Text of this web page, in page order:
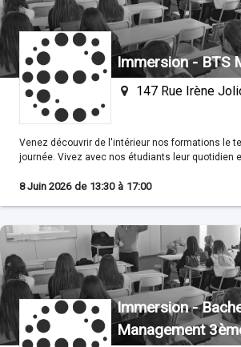
Immersion - BTS
147 Rue Irène
Venez découvrir de l'intérieur nos formations le
journée. Vivez avec nos étudiants leur quotidien en cours pour vous
8 Juin 2026 de 13:30 à 17:00
Immersion -
Management